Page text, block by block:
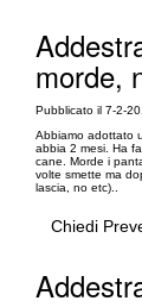
morde,
Pubblicato il 7-2-
Abbiamo adottato
abbia 2 mesi. Ha
cane. Morde i
volte smette ma
lascia, no etc)..
Chiedi